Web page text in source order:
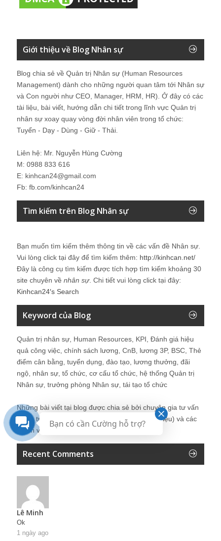
Giới thiệu về Blog Nhân sự
Blog chia sẻ về Quản trị Nhân sự (Human Resources
Management) dành cho những người quan tâm tới Nhân sự
và Con người như CEO, Manager, HRM, HR). Ở đây có các
tài liệu, bài viết, hướng dẫn chi tiết trong lĩnh vực Quản trị
nhân sự xoay quay vòng đời nhân viên trong tổ chức:
Tuyển - Dạy - Dùng - Giữ - Thải.
Liên hệ: Mr. Nguyễn Hùng Cường
M: 0988 833 616
E: kinhcan24@gmail.com
Fb: fb.com/kinhcan24
Tìm kiếm trên Blog Nhân sự
Bạn muốn tìm kiếm thêm thông tin về các vấn đề Nhân sự
Vui lòng click tại đây để tìm kiếm thêm: http://kinhcan.net/
Đây là công cụ tìm kiếm được tích hợp tìm kiếm khoảng 30
site chuyên về nhân sự. Chi tiết vui lòng click tại đây:
Kinhcan24′s Search
Keyword của Blog
Quản trị nhân sự, Human Resources, KPI, Đánh giá hiệu
quả công việc, chính sách lương, CnB, lương 3P, BSC, Thẻ
điểm cân bằng, tuyển dụng, đào tạo, lương thưởng, đãi
ngộ, nhân sự, tổ chức, cơ cấu tổ chức, hệ thống Quản trị
Nhân sự, trưởng phòng Nhân sự, tái tạo tổ chức
Những bài viết tại blog được chia sẻ bởi chuyên gia tư vấn
Quản trị Nhân sự Nguyễn Hùng Cường (
giới thiệu) và các
thành viên khác trong cộng đồng Nhân sự.
Recent Comments
Lê Minh
Ok
1 ngày ago
Bạn có cần Cường hỗ trợ?